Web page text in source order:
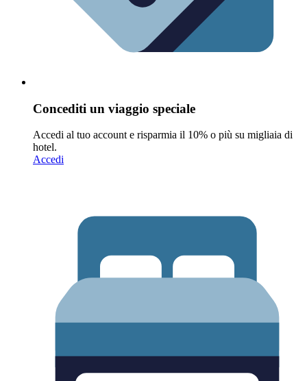
Concediti un viaggio speciale
Accedi al tuo account e risparmia il 10% o più su migliaia di
hotel.
Accedi